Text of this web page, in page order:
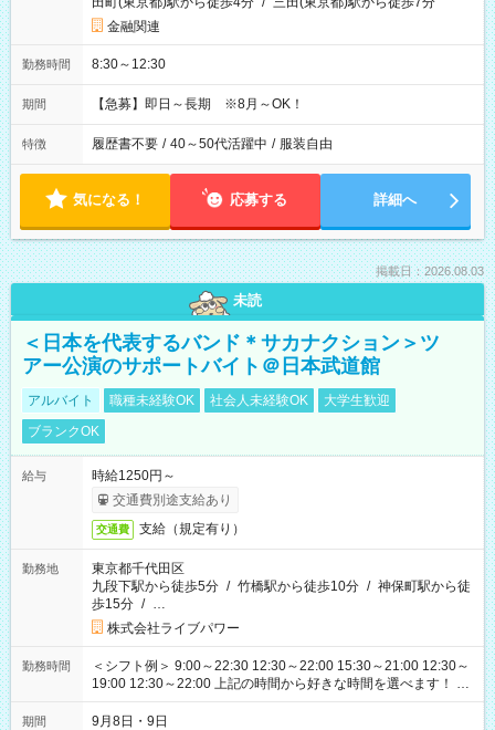
金融関連
勤務時間 8:30～12:30
期間 【急募】即日～長期 ※8月～OK！
特徴 履歴書不要 / 40～50代活躍中 / 服装自由
気になる！ 応募する 詳細へ
掲載日：2026.08.03
未読
＜日本を代表するバンド＊サカナクション＞ツ
アー公演のサポートバイト＠日本武道館
アルバイト 職種未経験OK 社会人未経験OK
大学生歓迎
ブランクOK
給与
時給1250円～
交通費別途支給あり
交通費 支給（規定有り）
勤務地
東京都千代田区
九段下駅から徒歩5分 / 竹橋駅から徒歩10分 / 神保町駅から徒
歩15分 / …
株式会社ライブパワー
勤務時間
＜シフト例＞ 9:00～22:30 12:30～22:00 15:30～21:00 12:30～
19:00 12:30～22:00 上記の時間から好きな時間を選べます！ ※
時間は変更となる可能性があります
期間 9月8日・9日